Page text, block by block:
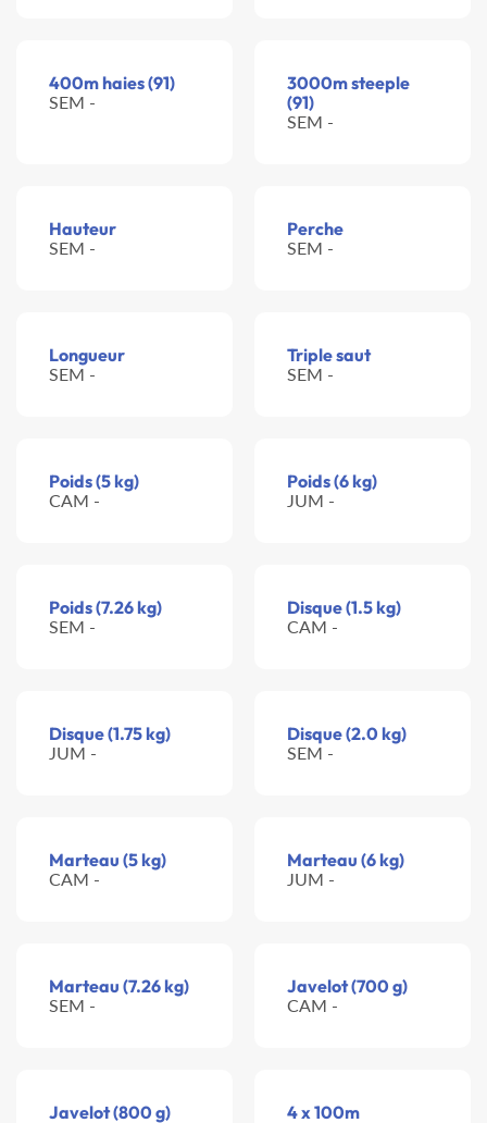
400m haies (91)
SEM -
3000m steeple
(91)
SEM -
Hauteur
SEM -
Perche
SEM -
Longueur
SEM -
Triple saut
SEM -
Poids (5 kg)
CAM -
Poids (6 kg)
JUM -
Poids (7.26 kg)
SEM -
Disque (1.5 kg)
CAM -
Disque (1.75 kg)
JUM -
Disque (2.0 kg)
SEM -
Marteau (5 kg)
CAM -
Marteau (6 kg)
JUM -
Marteau (7.26 kg)
SEM -
Javelot (700 g)
CAM -
Javelot (800 g) 4 x 100m